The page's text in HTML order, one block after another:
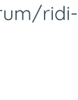
ridi-